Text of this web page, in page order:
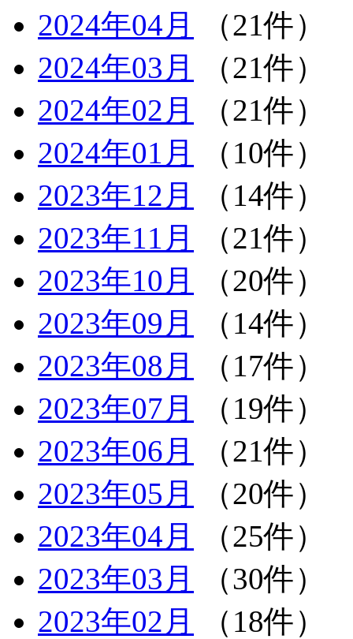
2024年04月
（21件）
2024年03月
（21件）
2024年02月
（21件）
2024年01月
（10件）
2023年12月
（14件）
2023年11月
（21件）
2023年10月
（20件）
2023年09月
（14件）
2023年08月
（17件）
2023年07月
（19件）
2023年06月
（21件）
2023年05月
（20件）
2023年04月
（25件）
2023年03月
（30件）
2023年02月
（18件）